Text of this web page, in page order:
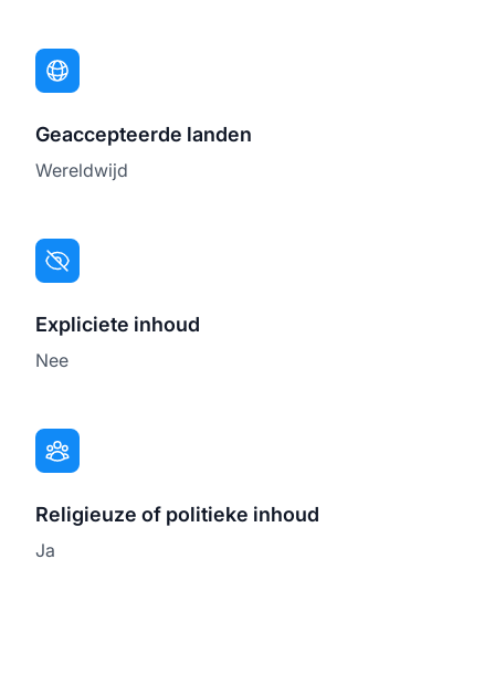
Geaccepteerde landen
Wereldwijd
Expliciete inhoud
Nee
Religieuze of politieke inhoud
Ja